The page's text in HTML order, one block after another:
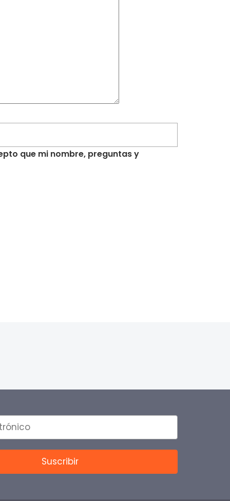
que mi nombre, preguntas y